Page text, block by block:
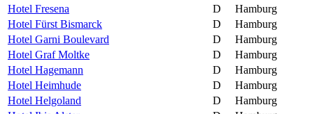
Hotel Fresena
D Hamburg
Hotel Fürst Bismarck
D Hamburg
Hotel Garni Boulevard
D Hamburg
Hotel Graf Moltke
D Hamburg
Hotel Hagemann
D Hamburg
Hotel Heimhude
D Hamburg
Hotel Helgoland
D Hamburg